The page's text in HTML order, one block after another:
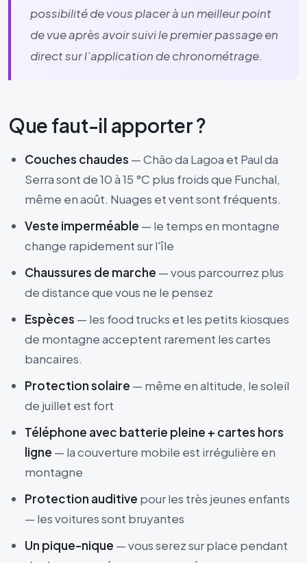
possibilité de vous placer à un meilleur point
de vue après avoir suivi le premier passage en
direct sur l’application de chronométrage.
Que faut-il apporter ?
Couches chaudes — Chão da Lagoa et Paul da
Serra sont de 10 à 15 °C plus froids que Funchal,
même en août. Nuages et vent sont fréquents.
Veste imperméable — le temps en montagne
change rapidement sur l'île
Chaussures de marche — vous parcourrez plus
de distance que vous ne le pensez
Espèces — les food trucks et les petits kiosques
de montagne acceptent rarement les cartes
bancaires.
Protection solaire — même en altitude, le soleil
de juillet est fort
Téléphone avec batterie pleine + cartes hors
ligne — la couverture mobile est irrégulière en
montagne
Protection auditive pour les très jeunes enfants
— les voitures sont bruyantes
Un pique-nique — vous serez sur place pendant